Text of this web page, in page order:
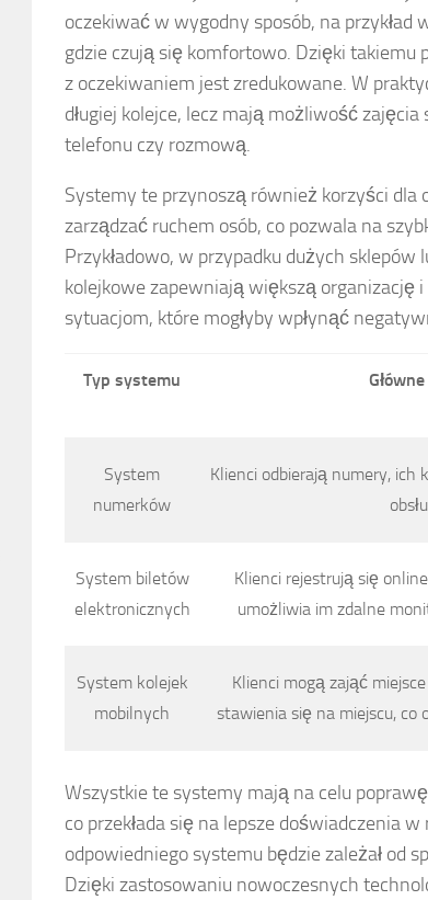
oczekiwać w wygodny sposób, na
gdzie czują się komfortowo. Dzięki takiemu
z oczekiwaniem jest zredukowane. W
długiej kolejce, lecz mają możliwość
telefonu czy rozmową.
Systemy te przynoszą również korzyści dla
zarządzać ruchem osób, co pozwala na
Przykładowo, w przypadku dużych sklepów
kolejkowe zapewniają większą organizację
sytuacjom, które mogłyby wpłynąć
Typ systemu
System
numerków
Klienci odbierają numery, ich
System biletów
elektronicznych
Klienci rejestrują się
umożliwia im zdalne
System kolejek
mobilnych
Klienci mogą zająć
stawienia się na miejscu, co
Wszystkie te systemy mają na celu
co przekłada się na lepsze doświadczenia
odpowiedniego systemu będzie zależał od
Dzięki zastosowaniu nowoczesnych